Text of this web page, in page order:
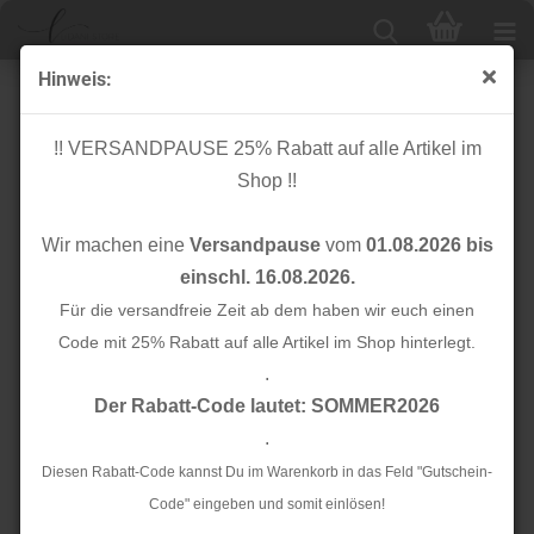
Hinweis:
!! VERSANDPAUSE 25% Rabatt auf alle Artikel im
Shop !!
Wir machen eine Versandpausevom 01.08.2026 bis
einschl. 16.08.2026.
Für die versandfreie Zeit ab dem haben wir euch einen
Code mit 25% Rabatt auf alle Artikel im Shop hinterlegt.
.
Der Rabatt-Code lautet: SOMMER2026
.
Diesen Rabatt-Code kannst Du im Warenkorb in das Feld "Gutschein-
Code" eingeben und somit einlösen!
Bio Bündchen Schlauch - uni - lila